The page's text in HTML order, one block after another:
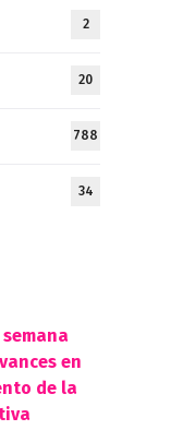
2
20
788
34
en
de la